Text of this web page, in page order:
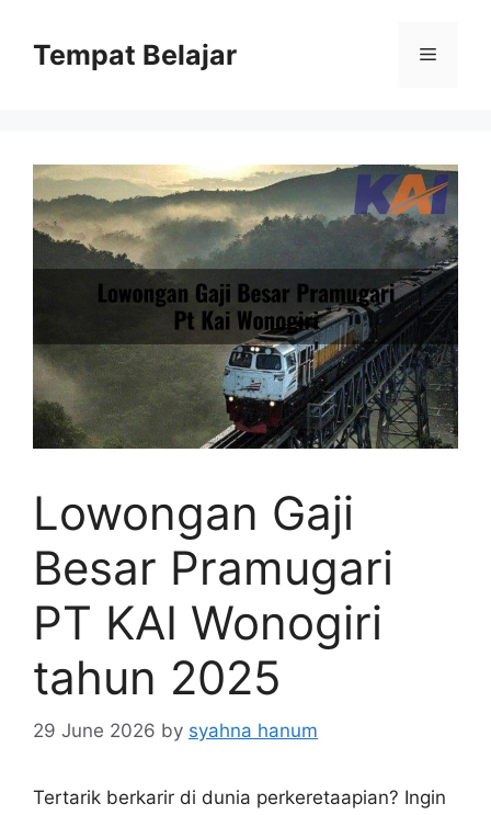
contentTempat Belajar Menu
Lowongan Gaji
Besar Pramugari
PT KAI Wonogiri
tahun 2025
29 June 2026 by syahna hanum
Tertarik berkarir di dunia perkeretaapian? Ingin